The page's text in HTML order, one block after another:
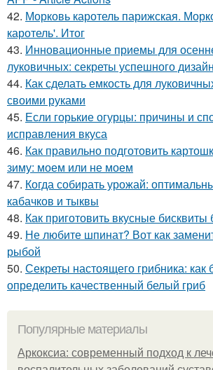
42. Морковь каротель парижская.
каротель'. Итог
43. Инновационные приемы для
луковичных: секреты успешного
44. Как сделать емкость для
своими руками
45. Если горькие огурцы: причины и
исправления вкуса
46. Как правильно подготовить
зиму: моем или не моем
47. Когда собирать урожай:
кабачков и тыквы
48. Как приготовить вкусные
49. Не любите шпинат? Вот как
рыбой
50. Секреты настоящего грибника: как
определить качественный белый гриб
Популярные материалы
Аркоксиа: современный подход к